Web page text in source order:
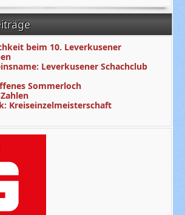
beim 10. Leverkusener
Leverkusener Schachclub
Sommerloch
Kreiseinzelmeisterschaft